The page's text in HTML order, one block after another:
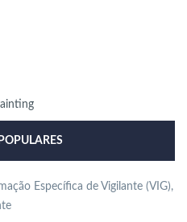
Específica de Vigilante (VIG),